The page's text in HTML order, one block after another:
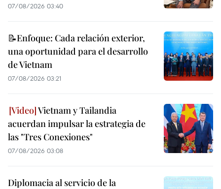
07/08/2026 03:40
📝Enfoque: Cada relación exterior,
una oportunidad para el desarrollo
de Vietnam
07/08/2026 03:21
Vietnam y Tailandia
acuerdan impulsar la estrategia de
las "Tres Conexiones"
07/08/2026 03:08
Diplomacia al servicio de la